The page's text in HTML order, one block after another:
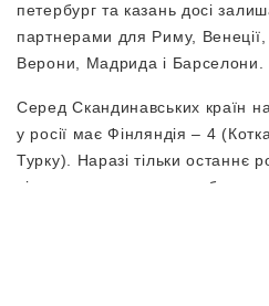
петербург та казань досі
партнерами для Риму,
Верони, Мадрида і Барселони.
Серед Скандинавських країн
у росії має Фінляндія – 4
Турку). Наразі тільки останнє
відносини з санкт-петербургом.